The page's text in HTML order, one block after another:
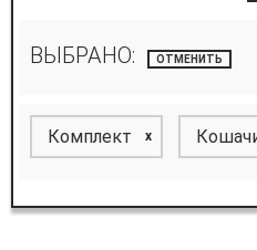
ВЫБРАНО: ОТМЕНИТЬ
Комплект x